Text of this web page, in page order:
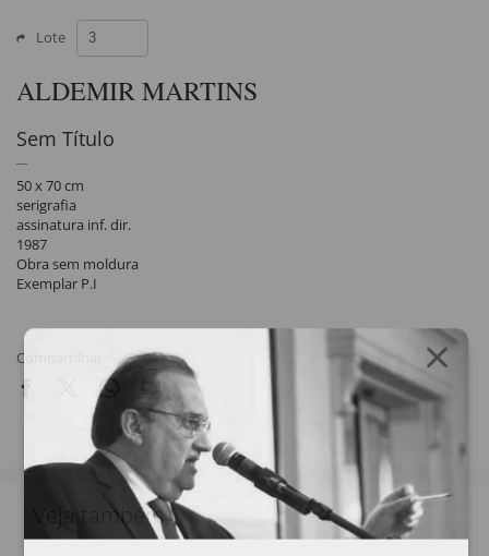
Lote
ALDEMIR MARTINS
Sem Título
50 x 70 cm
serigrafia
assinatura inf. dir.
1987
Obra sem moldura
Exemplar P.I
Compartilhar
Veja também